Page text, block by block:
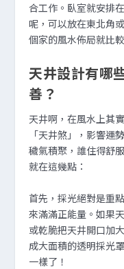
合工作。臥室就安排
呢，可以放在東北角
個家的風水佈局就比
天井設計有哪
善？
天井啊，在風水上其
「天井煞」，影響
穢氣積聚，誰住得舒
就在這幾點：
首先，採光絕對是重
來滿滿正能量。如果
或乾脆把天井開口加
成大面積的透明採光
一樣了！